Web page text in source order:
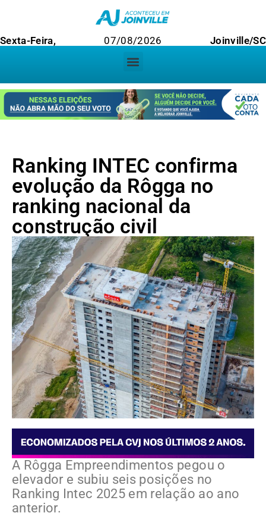
Sexta-Feira, 07/08/2026 Joinville/SC
Ranking INTEC confirma
evolução da Rôgga no
ranking nacional da
construção civil
A Rôgga Empreendimentos pegou o
elevador e subiu seis posições no
Ranking Intec 2025 em relação ao ano
anterior.